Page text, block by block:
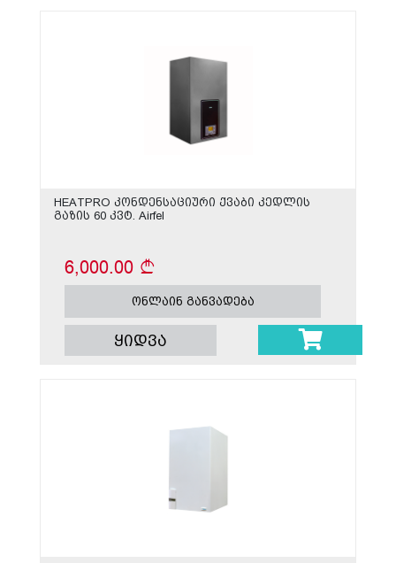
HEATPRO კონდენსაციური ქვაბი კედლის
გაზის 60 კვტ. Airfel
6,000.00
ონლაინ განვადება
ყიდვა